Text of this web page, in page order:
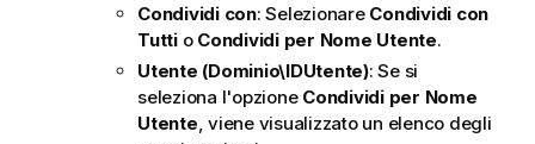
Condividi con: Selezionare Condividi con
Tuttio Condividi per Nome Utente.
Utente (Dominio\IDUtente): Se si
seleziona l'opzione Condividi per Nome
Utente , viene visualizzato un elenco degli